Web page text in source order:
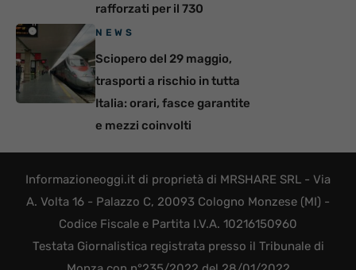
rafforzati per il 730
NEWS
Sciopero del 29 maggio,
trasporti a rischio in tutta
Italia: orari, fasce garantite
e mezzi coinvolti
Informazioneoggi.it di proprietà di MRSHARE SRL - Via
A. Volta 16 - Palazzo C, 20093 Cologno Monzese (MI) -
Codice Fiscale e Partita I.V.A. 10216150960
Testata Giornalistica registrata presso il Tribunale di